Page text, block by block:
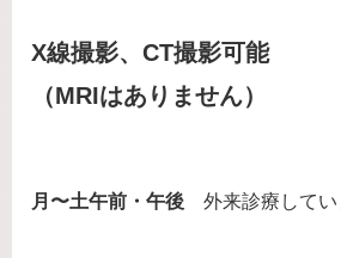
X線撮影、CT撮影可能
（MRIはありません）
月〜土午前・午後 外来診療してい